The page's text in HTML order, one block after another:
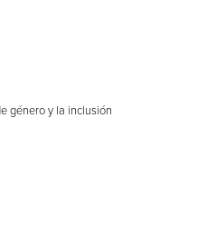
género y la inclusión